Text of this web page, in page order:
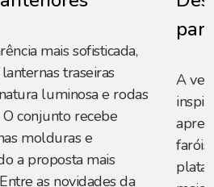
mais sofisticada,
traseiras
luminosa e rodas
conjunto recebe
molduras e
a proposta mais
as novidades da
A
faróis